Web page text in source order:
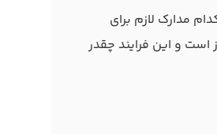
مدارک لازم برای
است و این فرایند چقدر